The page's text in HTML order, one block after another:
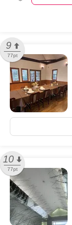
9
77pt
10
77pt